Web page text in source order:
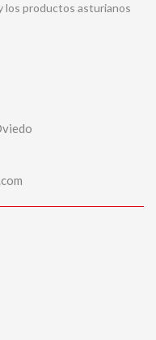
los productos asturianos